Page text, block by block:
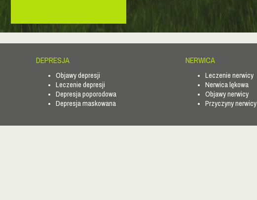
DEPRESJA
Objawy depresji
Leczenie depresji
Depresja poporodowa
Depresja maskowana
NERWICA
Leczenie nerwicy
Nerwica lękowa
Objawy nerwicy
Przyczyny nerwicy